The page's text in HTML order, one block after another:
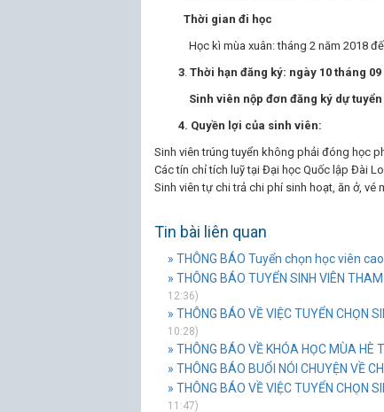
Thời gian đi học
Học kì mùa xuân: tháng 2 năm 2018
3. Thời hạn đăng ký: ngày 10 tháng 09
Sinh viên nộp đơn đăng ký dự tuyển
4. Quyền lợi của sinh viên:
Sinh viên trúng tuyển không phải đóng học
Các tín chỉ tích luỹ tại Đại học Quốc lập Đài
Sinh viên tự chi trả chi phí sinh hoạt, ăn ở, vé
Tin bài liên quan
» THÔNG BÁO Tuyển chọn học viên
» THÔNG BÁO TUYỂN SINH VIÊN
12:36)
» THÔNG BÁO VỀ VIỆC TUYỂN CHỌN
10:28)
» THÔNG BÁO VỀ KHÓA HỌC MÙA
» THÔNG BÁO BUỔI NÓI CHUYỆN VỀ
» THÔNG BÁO VỀ VIỆC TUYỂN CHỌN
11:47)